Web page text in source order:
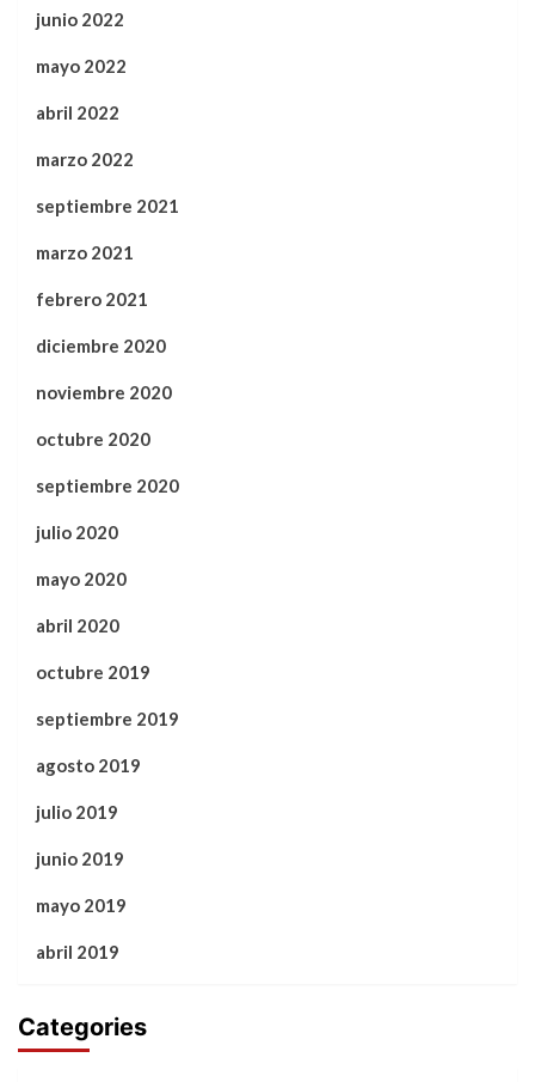
junio 2022
mayo 2022
abril 2022
marzo 2022
septiembre 2021
marzo 2021
febrero 2021
diciembre 2020
noviembre 2020
octubre 2020
septiembre 2020
julio 2020
mayo 2020
abril 2020
octubre 2019
septiembre 2019
agosto 2019
julio 2019
junio 2019
mayo 2019
abril 2019
Categories